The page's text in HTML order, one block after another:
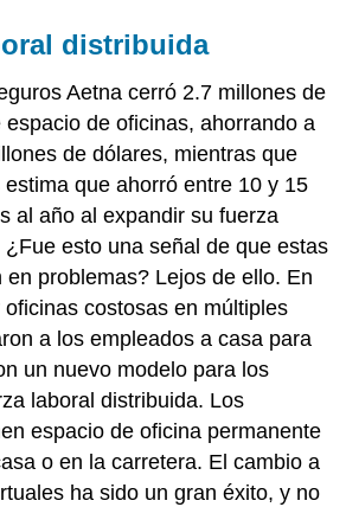
distribuida
Aetna cerró 2.7 millones de
de oficinas, ahorrando a
de dólares, mientras que
que ahorró entre 10 y 15
al año al expandir su fuerza
¿Fue esto una señal de que estas
en problemas? Lejos de ello. En
oficinas costosas en múltiples
a los empleados a casa para
un nuevo modelo para los
laboral distribuida. Los
espacio de oficina permanente
o en la carretera. El cambio a
ha sido un gran éxito, y no